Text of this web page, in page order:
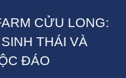
CỬU LONG:
THÁI VÀ
ĐÁO